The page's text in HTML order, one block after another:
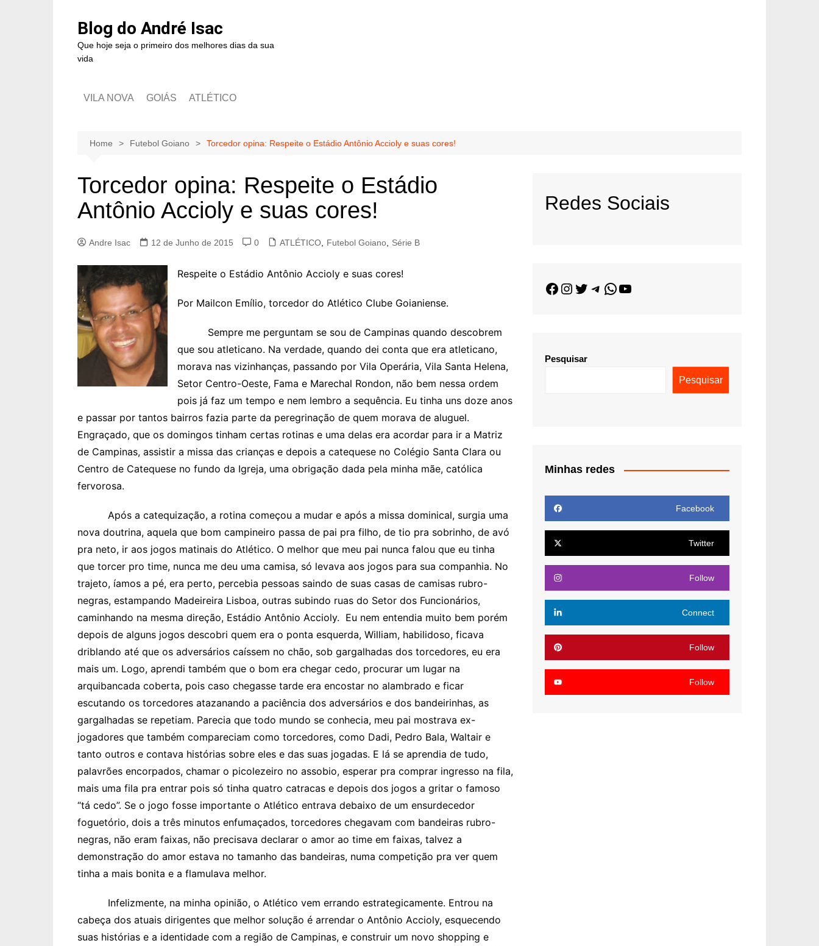
Blog do André Isac
Que hoje seja o primeiro dos melhores dias da sua
vida
VILA NOVA GOIÁS ATLÉTICO
Home Futebol Goiano Torcedor opina: Respeite o Estádio Antônio Accioly e suas cores!
Torcedor opina: Respeite o Estádio
Antônio Accioly e suas cores!
Andre Isac 12 de Junho de 2015 0 ATLÉTICO Futebol Goiano Série B
Respeite o Estádio Antônio Accioly e suas cores!
Por Mailcon Emílio, torcedor do Atlético Clube Goianiense.
Sempre me perguntam se sou de Campinas quando descobrem
que sou atleticano. Na verdade, quando dei conta que era atleticano,
morava nas vizinhanças, passando por Vila Operária, Vila Santa Helena,
Setor Centro-Oeste, Fama e Marechal Rondon, não bem nessa ordem
pois já faz um tempo e nem lembro a sequência. Eu tinha uns doze anos
e passar por tantos bairros fazia parte da peregrinação de quem morava de aluguel.
Engraçado, que os domingos tinham certas rotinas e uma delas era acordar para ir a Matriz
de Campinas, assistir a missa das crianças e depois a catequese no Colégio Santa Clara ou
Centro de Catequese no fundo da Igreja, uma obrigação dada pela minha mãe, católica
fervorosa.
Após a catequização, a rotina começou a mudar e após a missa dominical, surgia uma
nova doutrina, aquela que bom campineiro passa de pai pra filho, de tio pra sobrinho, de avó
pra neto, ir aos jogos matinais do Atlético. O melhor que meu pai nunca falou que eu tinha
que torcer pro time, nunca me deu uma camisa, só levava aos jogos para sua companhia. No
trajeto, íamos a pé, era perto, percebia pessoas saindo de suas casas de camisas rubro-
negras, estampando Madeireira Lisboa, outras subindo ruas do Setor dos Funcionários,
caminhando na mesma direção, Estádio Antônio Accioly. Eu nem entendia muito bem porém
depois de alguns jogos descobri quem era o ponta esquerda, William, habilidoso, ficava
driblando até que os adversários caíssem no chão, sob gargalhadas dos torcedores, eu era
mais um. Logo, aprendi também que o bom era chegar cedo, procurar um lugar na
arquibancada coberta, pois caso chegasse tarde era encostar no alambrado e ficar
escutando os torcedores atazanando a paciência dos adversários e dos bandeirinhas, as
gargalhadas se repetiam. Parecia que todo mundo se conhecia, meu pai mostrava ex-
jogadores que também compareciam como torcedores, como Dadi, Pedro Bala, Waltair e
tanto outros e contava histórias sobre eles e das suas jogadas. E lá se aprendia de tudo,
palavrões encorpados, chamar o picolezeiro no assobio, esperar pra comprar ingresso na fila,
mais uma fila pra entrar pois só tinha quatro catracas e depois dos jogos a gritar o famoso
“tá cedo”. Se o jogo fosse importante o Atlético entrava debaixo de um ensurdecedor
foguetório, dois a três minutos enfumaçados, torcedores chegavam com bandeiras rubro-
negras, não eram faixas, não precisava declarar o amor ao time em faixas, talvez a
demonstração do amor estava no tamanho das bandeiras, numa competição pra ver quem
tinha a mais bonita e a flamulava melhor.
Infelizmente, na minha opinião, o Atlético vem errando estrategicamente. Entrou na
cabeça dos atuais dirigentes que melhor solução é arrendar o Antônio Accioly, esquecendo
suas histórias e a identidade com a região de Campinas, e construir um novo shopping e
Redes Sociais
Pesquisar
Pesquisar
Minhas redes
Facebook
Twitter
Follow
Connect
Follow
Follow